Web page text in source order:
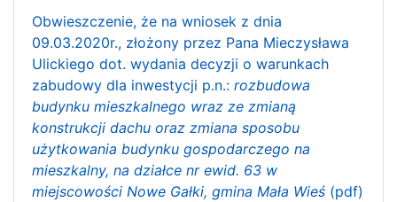
Obwieszczenie, że na wniosek z dnia
09.03.2020r., złożony przez Pana Mieczysława
Ulickiego dot. wydania decyzji o warunkach
zabudowy dla inwestycji p.n.: rozbudowa
budynku mieszkalnego wraz ze zmianą
konstrukcji dachu oraz zmiana sposobu
użytkowania budynku gospodarczego na
mieszkalny, na działce nr ewid. 63 w
miejscowości Nowe Gałki, gmina Mała Wieś (pdf)